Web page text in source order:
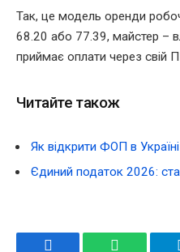
Так, це модель оренди
68.20 або 77.39, майстер –
приймає оплати через свій
Читайте також
Як відкрити ФОП в
Єдиний податок 2026: